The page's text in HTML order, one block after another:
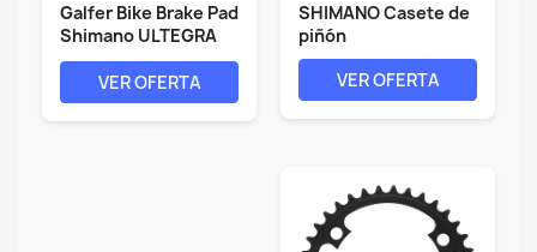
Galfer Bike Brake Pad
Shimano ULTEGRA
Disc...
VER OFERTA
SHIMANO Casete de
piñón
VER OFERTA